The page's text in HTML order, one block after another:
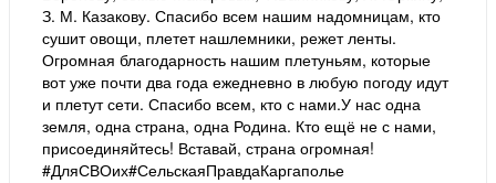
З. М. Казакову. Спасибо всем нашим надомницам, кто
сушит овощи, плетет нашлемники, режет ленты.
Огромная благодарность нашим плетуньям, которые
вот уже почти два года ежедневно в любую погоду идут
и плетут сети. Спасибо всем, кто с нами.У нас одна
земля, одна страна, одна Родина. Кто ещё не с нами,
присоединяйтесь! Вставай, страна огромная!
#ДляСВОих#СельскаяПравдаКаргаполье